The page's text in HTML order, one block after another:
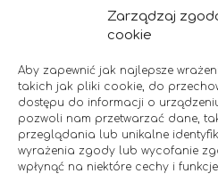
Zarządzaj
cookie
Aby zapewnić jak najlepsze
takich jak pliki cookie, do
dostępu do informacji o
pozwoli nam przetwarzać dane,
przeglądania lub unikalne
wyrażenia zgody lub wycofanie
wpłynąć na niektóre cechy i
Thursday 15:00–01:00
Friday 15:00–02:00
Sunday 14:00–00:00
SOCIAL MEDIA